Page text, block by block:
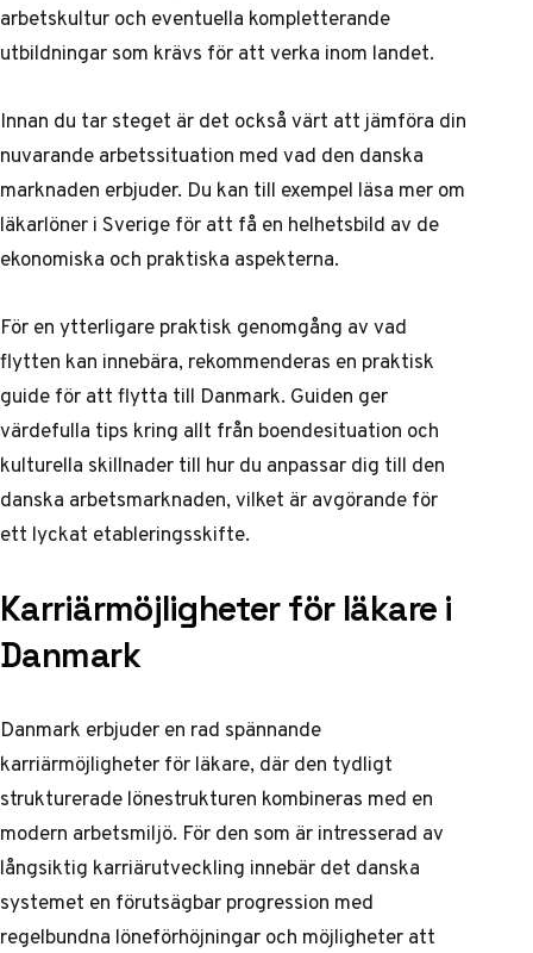
arbetskultur och eventuella kompletterande
utbildningar som krävs för att verka inom landet.
Innan du tar steget är det också värt att jämföra din
nuvarande arbetssituation med vad den danska
marknaden erbjuder. Du kan till exempel läsa mer om
läkarlöner i Sverigeför att få en helhetsbild av de
ekonomiska och praktiska aspekterna.
För en ytterligare praktisk genomgång av vad
flytten kan innebära, rekommenderas en praktisk
guide för att flytta till Danmark. Guiden ger
värdefulla tips kring allt från boendesituation och
kulturella skillnader till hur du anpassar dig till den
danska arbetsmarknaden, vilket är avgörande för
ett lyckat etableringsskifte.
Karriärmöjligheter för läkare i
Danmark
Danmark erbjuder en rad spännande
karriärmöjligheter för läkare, där den tydligt
strukturerade lönestrukturen kombineras med en
modern arbetsmiljö. För den som är intresserad av
långsiktig karriärutveckling innebär det danska
systemet en förutsägbar progression med
regelbundna löneförhöjningar och möjligheter att